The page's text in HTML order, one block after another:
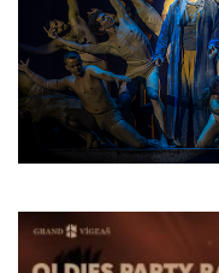
Previous